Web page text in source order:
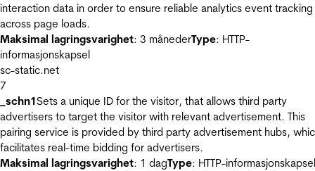
interaction data in order to ensure reliable analytics event tracking
across page loads.
Maksimal lagringsvarighet: 3 månederType: HTTP-
informasjonskapsel
sc-static.net
7
_schn1Sets a unique ID for the visitor, that allows third party
advertisers to target the visitor with relevant advertisement. This
pairing service is provided by third party advertisement hubs,
facilitates real-time bidding for advertisers.
Maksimal lagringsvarighet: 1 dagType: HTTP-informasjonskapsel